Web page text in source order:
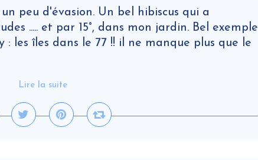
peu d'évasion. Un bel hibiscus qui a
..... et par 15°, dans mon jardin. Bel exemple
les îles dans le 77 !! il ne manque plus que le
Lire la suite